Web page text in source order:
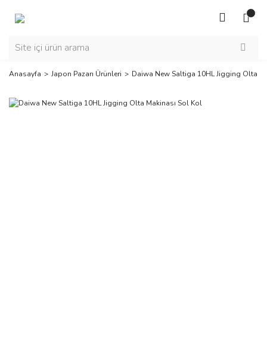
Anasayfa Japon Pazarı Ürünleri Daiwa New Saltiga 10HL Jigging Olta